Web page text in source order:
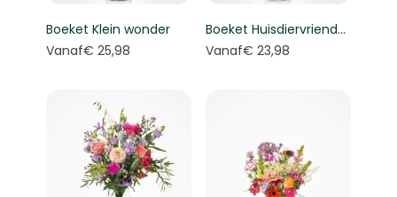
Boeket Klein wonder
Vanaf€ 25,98
Boeket Huisdiervriendelijk boeket
Vanaf€ 23,98